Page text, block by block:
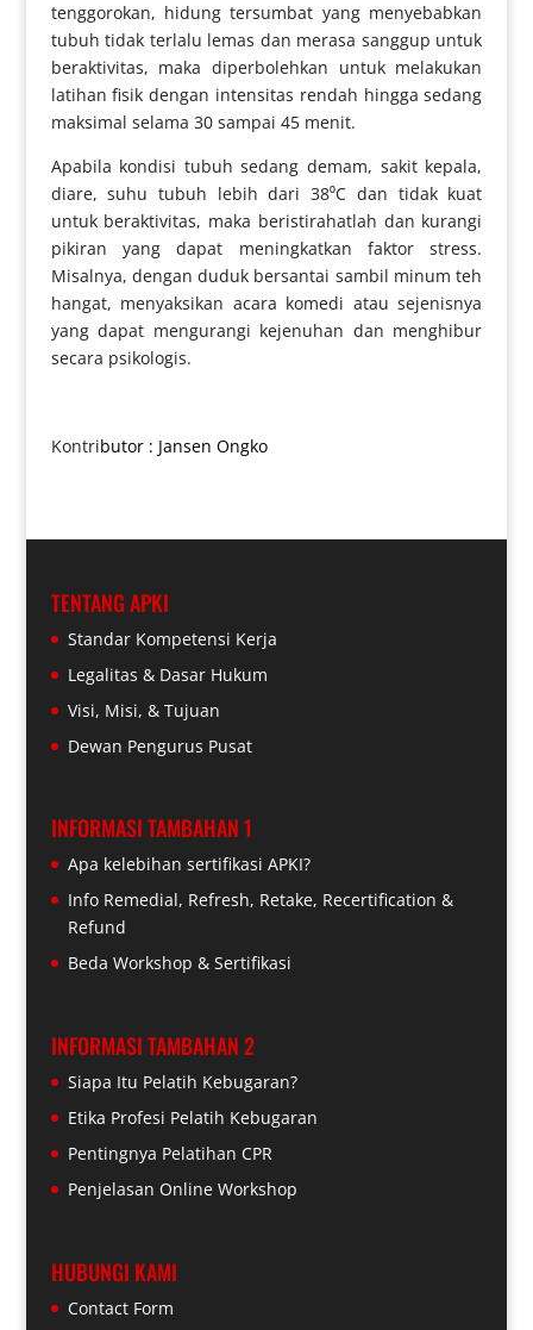
tenggorokan, hidung tersumbat yang menyebabkan
tubuh tidak terlalu lemas dan merasa sanggup untuk
beraktivitas, maka diperbolehkan untuk melakukan
latihan fisik dengan intensitas rendah hingga sedang
maksimal selama 30 sampai 45 menit.
Apabila kondisi tubuh sedang demam, sakit kepala,
diare, suhu tubuh lebih dari 38⁰C dan tidak kuat
untuk beraktivitas, maka beristirahatlah dan kurangi
pikiran yang dapat meningkatkan faktor stress.
Misalnya, dengan duduk bersantai sambil minum teh
hangat, menyaksikan acara komedi atau sejenisnya
yang dapat mengurangi kejenuhan dan menghibur
secara psikologis.
Kontributor : Jansen Ongko
TENTANG APKI
Standar Kompetensi Kerja
Legalitas & Dasar Hukum
Visi, Misi, & Tujuan
Dewan Pengurus Pusat
INFORMASI TAMBAHAN 1
Apa kelebihan sertifikasi APKI?
Info Remedial, Refresh, Retake, Recertification &
Refund
Beda Workshop & Sertifikasi
INFORMASI TAMBAHAN 2
Siapa Itu Pelatih Kebugaran?
Etika Profesi Pelatih Kebugaran
Pentingnya Pelatihan CPR
Penjelasan Online Workshop
HUBUNGI KAMI
Contact Form